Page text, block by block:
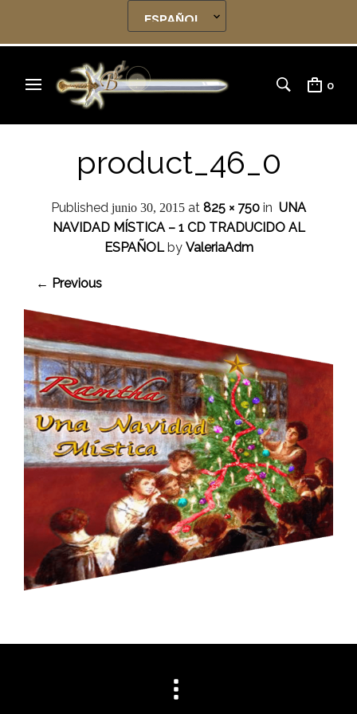
0
product_46_0
Published junio 30, 2015 at 825 × 750 in UNA
NAVIDAD MÍSTICA – 1 CD TRADUCIDO AL
ESPAÑOLby ValeriaAdm
← Previous